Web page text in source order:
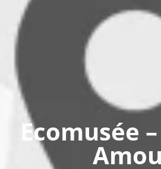
Ecomusée